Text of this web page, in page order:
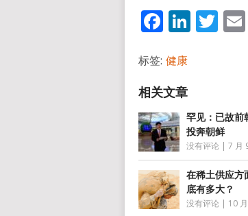
标签: 健康
罕见：已故前
投奔朝鲜
没有评论 | 7 月
在稀土供应方
底有多大？
没有评论 | 10